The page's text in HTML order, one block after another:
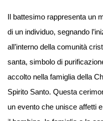
Il battesimo rappresenta un
di un individuo, segnando
all’interno della comunità
santa, simbolo di
accolto nella famiglia della
Spirito Santo. Questa
un evento che unisce affetti